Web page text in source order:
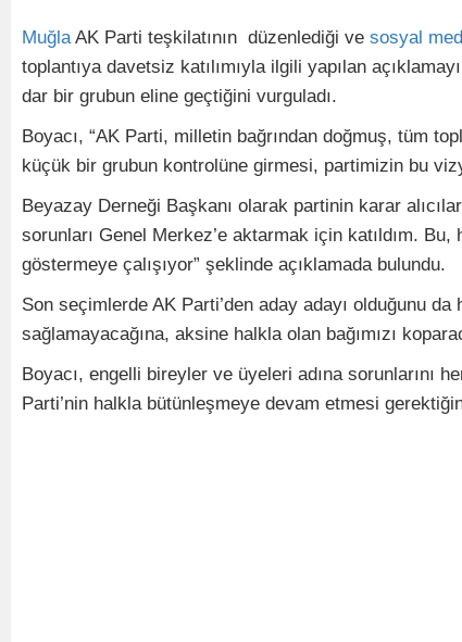
Muğla AK Parti teşkilatının düzenlediği ve sosyal
toplantıya davetsiz katılımıyla ilgili yapılan
dar bir grubun eline geçtiğini vurguladı.
Boyacı, “AK Parti, milletin bağrından doğmuş, tüm
küçük bir grubun kontrolüne girmesi, partimizin bu
Beyazay Derneği Başkanı olarak partinin karar
sorunları Genel Merkez’e aktarmak için katıldım.
göstermeye çalışıyor” şeklinde açıklamada bulundu.
Son seçimlerde AK Parti’den aday adayı olduğunu
sağlamayacağına, aksine halkla olan bağımızı
Boyacı, engelli bireyler ve üyeleri adına sorunlarını
Parti’nin halkla bütünleşmeye devam etmesi